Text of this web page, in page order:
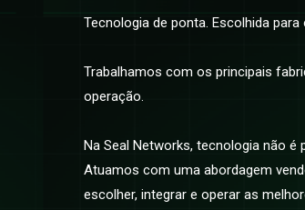
Tecnologia de ponta. Escolhida para
Trabalhamos com os principais
operação.
Na Seal Networks, tecnologia não
Atuamos com uma abordagem
escolher, integrar e operar as